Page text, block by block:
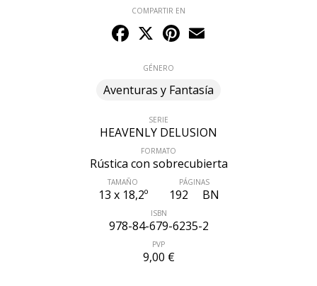
COMPARTIR EN
Facebook
X Pinterest
GÉNERO
Aventuras y Fantasía
SERIE
HEAVENLY DELUSION
FORMATO
Rústica con sobrecubierta
TAMAÑO
13 x 18,2º
PÁGINAS
192 BN
ISBN
978-84-679-6235-2
PVP
9,00 €
ÚLTIMO NÚMERO PUBLICADO